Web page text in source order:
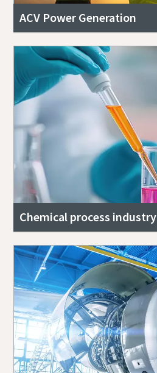
ACV Power Generation
Chemical process industry